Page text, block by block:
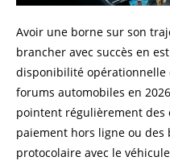
Avoir une borne sur son
brancher avec succès en
disponibilité opérationnelle
forums automobiles en
pointent régulièrement des
paiement hors ligne ou des
protocolaire avec le